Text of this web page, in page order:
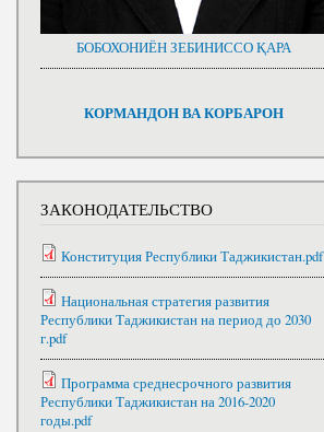
БОБОХОНИЁН ЗЕБИНИССО ҚАРА
КОРМАНДОН ВА КОРБАРОН
ЗАКОНОДАТЕЛЬСТВО
Конституция Республики Таджикистан.pdf
Национальная стратегия развития
Республики Таджикистан на период до 2030
г.pdf
Программа среднесрочного развития
Республики Таджикистан на 2016-2020
годы.pdf